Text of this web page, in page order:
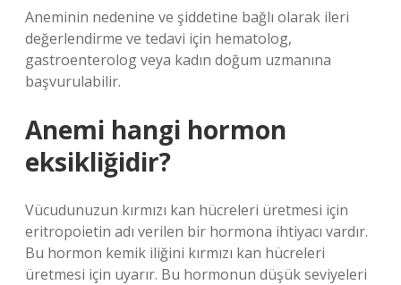
Aneminin nedenine ve şiddetine bağlı olarak ileri
değerlendirme ve tedavi için hematolog,
gastroenterolog veya kadın doğum uzmanına
başvurulabilir.
Anemi hangi hormon
eksikliğidir?
Vücudunuzun kırmızı kan hücreleri üretmesi için
eritropoietin adı verilen bir hormona ihtiyacı vardır.
Bu hormon kemik iliğini kırmızı kan hücreleri
üretmesi için uyarır. Bu hormonun düşük seviyeleri